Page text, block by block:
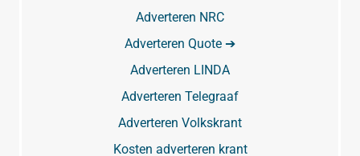
Adverteren NRC
Adverteren Quote ➔
Adverteren LINDA
Adverteren Telegraaf
Adverteren Volkskrant
Kosten adverteren krant